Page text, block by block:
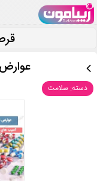
دسته: سلامت